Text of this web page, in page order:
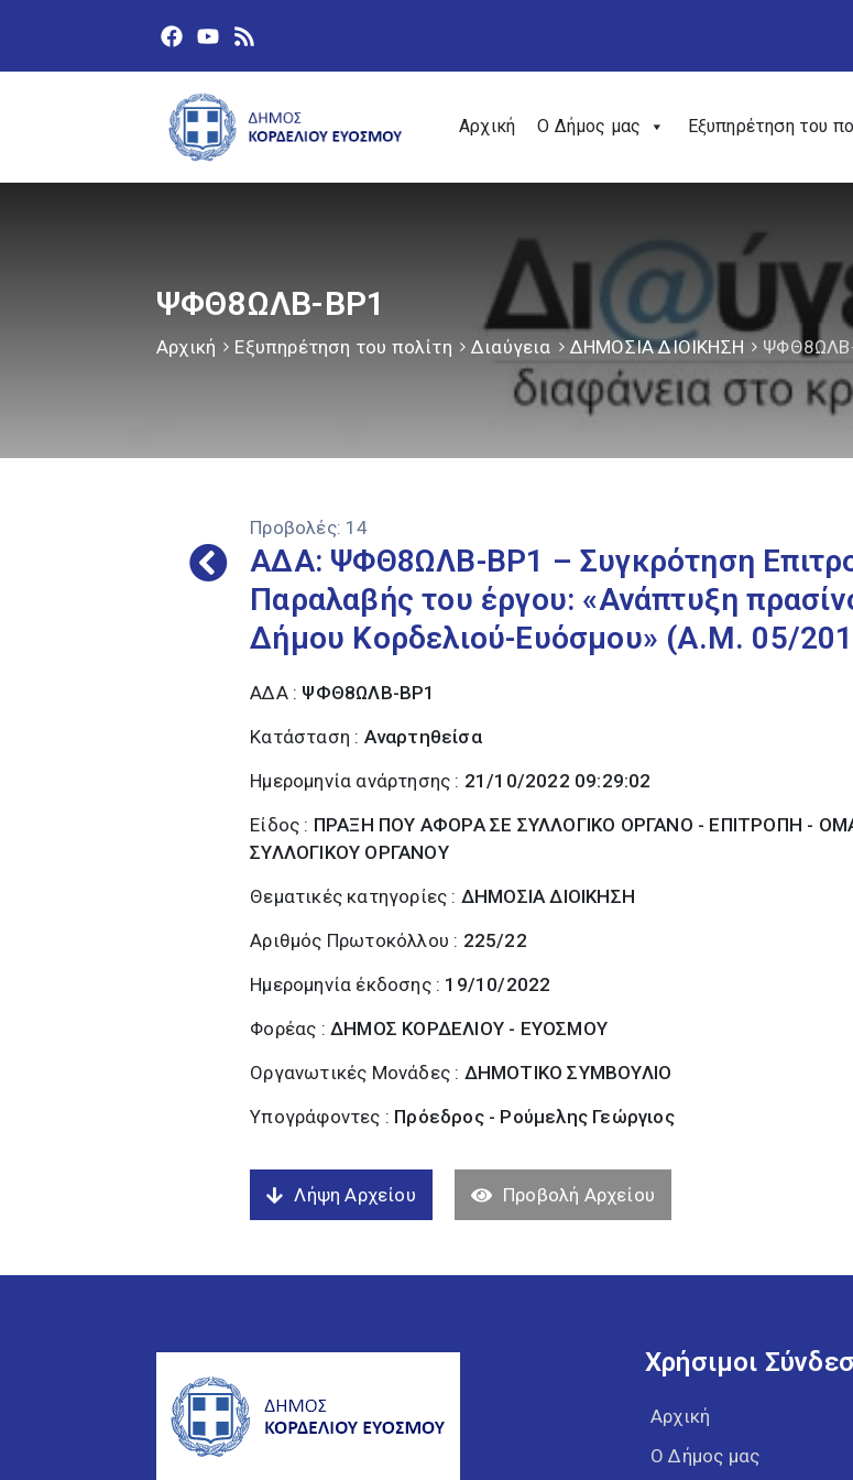
Αρχική Ο Δήμος μας Εξυπηρέτηση του
ΨΦΘ8ΩΛΒ-ΒΡ1
Αρχική Εξυπηρέτηση του πολίτη Διαύγεια ΔΗΜΟΣΙΑ ΔΙΟΙΚΗΣΗ
Προβολές: 14
ΑΔΑ: ΨΦΘ8ΩΛΒ-ΒΡ1 – Συγκρότηση
Παραλαβής του έργου: «Ανάπτυξη
Δήμου Κορδελιού-Ευόσμου» (Α.Μ. 05/
ΑΔΑ : ΨΦΘ8ΩΛΒ-ΒΡ1
Κατάσταση : Αναρτηθείσα
Ημερομηνία ανάρτησης : 21/10/2022 09:29:02
Είδος : ΠΡΑΞΗ ΠΟΥ ΑΦΟΡΑ ΣΕ ΣΥΛΛΟΓΙΚΟ ΟΡΓΑΝΟ - ΕΠΙΤΡΟΠΗ -
ΣΥΛΛΟΓΙΚΟΥ ΟΡΓΑΝΟΥ
Θεματικές κατηγορίες : ΔΗΜΟΣΙΑ ΔΙΟΙΚΗΣΗ
Αριθμός Πρωτοκόλλου : 225/22
Ημερομηνία έκδοσης : 19/10/2022
Φορέας :ΔΗΜΟΣ ΚΟΡΔΕΛΙΟΥ - ΕΥΟΣΜΟΥ
Οργανωτικές Μονάδες : ΔΗΜΟΤΙΚΟ ΣΥΜΒΟΥΛΙΟ
Υπογράφοντες : Πρόεδρος - Ρούμελης Γεώργιος
Λήψη Αρχείου Προβολή Αρχείου
Χρήσιμοι
Αρχική
Ο Δήμος μας